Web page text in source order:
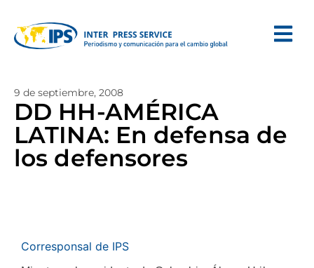
9 de septiembre, 2008
DD HH-AMÉRICA
LATINA: En defensa de
los defensores
Corresponsal de IPS